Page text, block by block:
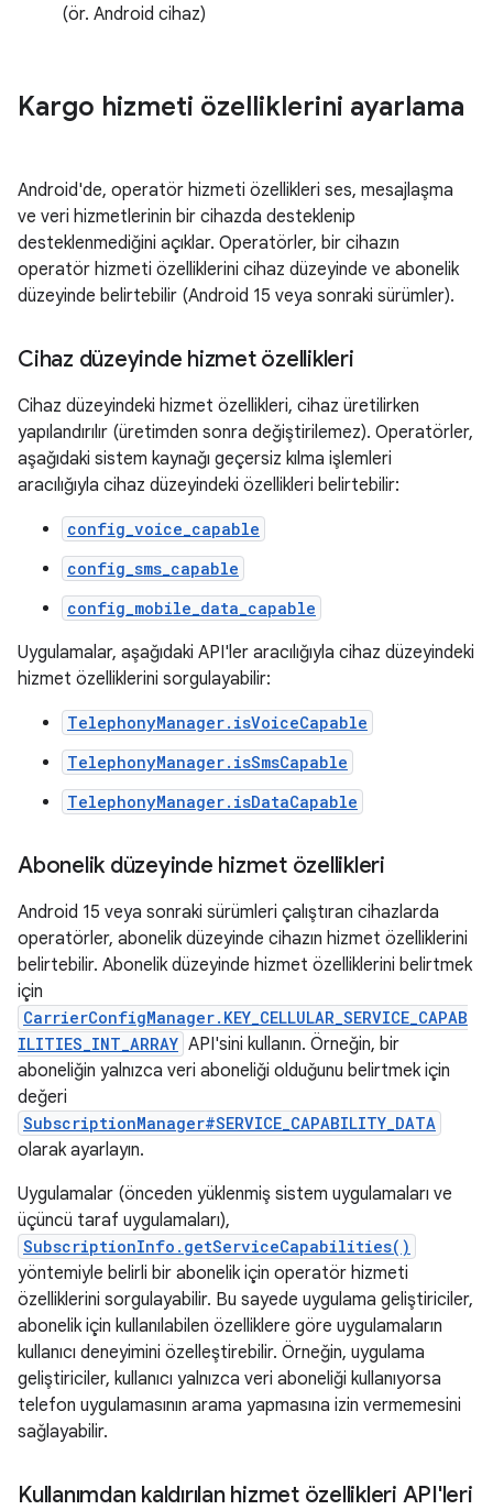
(ör. Android cihaz)
Kargo hizmeti özelliklerini ayarlama
Android'de, operatör hizmeti özellikleri ses, mesajlaşma
ve veri hizmetlerinin bir cihazda desteklenip
desteklenmediğini açıklar. Operatörler, bir cihazın
operatör hizmeti özelliklerini cihaz düzeyinde ve abonelik
düzeyinde belirtebilir (Android 15 veya sonraki sürümler).
Cihaz düzeyinde hizmet özellikleri
Cihaz düzeyindeki hizmet özellikleri, cihaz üretilirken
yapılandırılır (üretimden sonra değiştirilemez). Operatörler,
aşağıdaki sistem kaynağı geçersiz kılma işlemleri
aracılığıyla cihaz düzeyindeki özellikleri belirtebilir:
config_voice_capable
config_sms_capable
config_mobile_data_capable
Uygulamalar, aşağıdaki API'ler aracılığıyla cihaz düzeyindeki
hizmet özelliklerini sorgulayabilir:
TelephonyManager.isVoiceCapable
TelephonyManager.isSmsCapable
TelephonyManager.isDataCapable
Abonelik düzeyinde hizmet özellikleri
Android 15 veya sonraki sürümleri çalıştıran cihazlarda
operatörler, abonelik düzeyinde cihazın hizmet özelliklerini
belirtebilir. Abonelik düzeyinde hizmet özelliklerini belirtmek
için
CarrierConfigManager.KEY_CELLULAR_SERVICE_CAPAB
ILITIES_INT_ARRAY API'sini kullanın. Örneğin, bir
aboneliğin yalnızca veri aboneliği olduğunu belirtmek için
değeri
SubscriptionManager#SERVICE_CAPABILITY_DATA
olarak ayarlayın.
Uygulamalar (önceden yüklenmiş sistem uygulamaları ve
üçüncü taraf uygulamaları),
SubscriptionInfo.getServiceCapabilities()
yöntemiyle belirli bir abonelik için operatör hizmeti
özelliklerini sorgulayabilir. Bu sayede uygulama geliştiriciler,
abonelik için kullanılabilen özelliklere göre uygulamaların
kullanıcı deneyimini özelleştirebilir. Örneğin, uygulama
geliştiriciler, kullanıcı yalnızca veri aboneliği kullanıyorsa
telefon uygulamasının arama yapmasına izin vermemesini
sağlayabilir.
Kullanımdan kaldırılan hizmet özellikleri API'leri